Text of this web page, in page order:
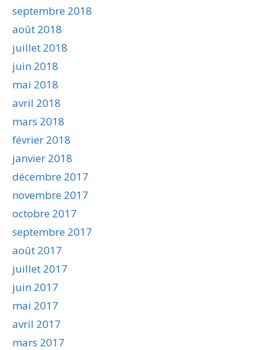
septembre 2018
août 2018
juillet 2018
juin 2018
mai 2018
avril 2018
mars 2018
février 2018
janvier 2018
décembre 2017
novembre 2017
octobre 2017
septembre 2017
août 2017
juillet 2017
juin 2017
mai 2017
avril 2017
mars 2017